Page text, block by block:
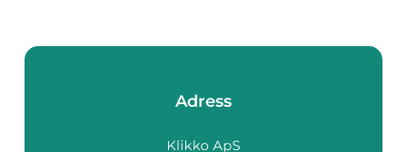
Adress